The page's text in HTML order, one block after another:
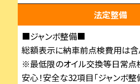
法定整備
■ジャンボ整備■
総額表示に納車前点検費用は含
※最低限のオイル交換等日常点
安心！安全な32項目「ジャンボ整